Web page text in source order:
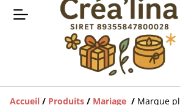
Accueil / Produits / Mariage / Marque